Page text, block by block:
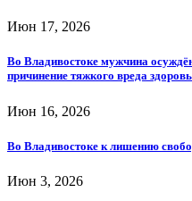
Июн 17, 2026
Во Владивостоке мужчина
причинение тяжкого вреда
Июн 16, 2026
Во Владивостоке к лишению
Июн 3, 2026